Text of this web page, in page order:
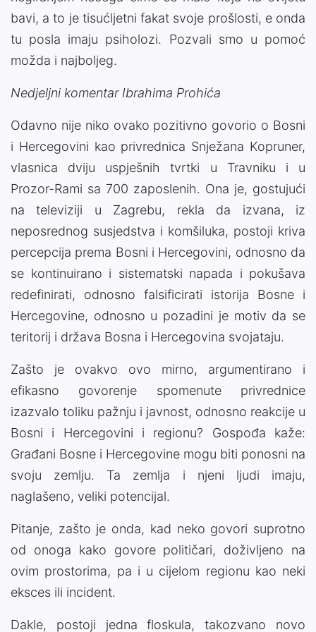
bavi, a to je tisućljetni fakat svoje prošlosti, e onda
tu posla imaju psiholozi. Pozvali smo u pomoć
možda i najboljeg.
Nedjeljni komentar Ibrahima Prohića
Odavno nije niko ovako pozitivno govorio o Bosni
i Hercegovini kao privrednica Snježana Kopruner,
vlasnica dviju uspješnih tvrtki u Travniku i u
Prozor-Rami sa 700 zaposlenih. Ona je, gostujući
na televiziji u Zagrebu, rekla da izvana, iz
neposrednog susjedstva i komšiluka, postoji kriva
percepcija prema Bosni i Hercegovini, odnosno da
se kontinuirano i sistematski napada i pokušava
redefinirati, odnosno falsificirati istorija Bosne i
Hercegovine, odnosno u pozadini je motiv da se
teritorij i država Bosna i Hercegovina svojataju.
Zašto je ovakvo ovo mirno, argumentirano i
efikasno govorenje spomenute privrednice
izazvalo toliku pažnju i javnost, odnosno reakcije u
Bosni i Hercegovini i regionu? Gospođa kaže:
Građani Bosne i Hercegovine mogu biti ponosni na
svoju zemlju. Ta zemlja i njeni ljudi imaju,
naglašeno, veliki potencijal.
Pitanje, zašto je onda, kad neko govori suprotno
od onoga kako govore političari, doživljeno na
ovim prostorima, pa i u cijelom regionu kao neki
eksces ili incident.
Dakle, postoji jedna floskula, takozvano novo